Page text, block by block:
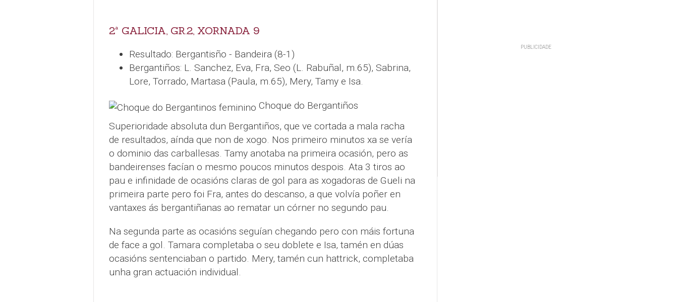
2ª GALICIA, GR.2, XORNADA 9
Resultado: Bergantisño - Bandeira (8-1)
Bergantiños: L. Sanchez, Eva, Fra, Seo (L. Rabuñal, m.65), Sabrina,
Lore, Torrado, Martasa (Paula, m.65), Mery, Tamy e Isa.
Choque do Bergantiños
Superioridade absoluta dun Bergantiños, que ve cortada a mala racha
de resultados, aínda que non de xogo. Nos primeiro minutos xa se vería
o dominio das carballesas. Tamy anotaba na primeira ocasión, pero as
bandeirenses facían o mesmo poucos minutos despois. Ata 3 tiros ao
pau e infinidade de ocasións claras de gol para as xogadoras de Gueli na
primeira parte pero foi Fra, antes do descanso, a que volvía poñer en
vantaxes ás bergantiñanas ao rematar un córner no segundo pau.
Na segunda parte as ocasións seguían chegando pero con máis fortuna
de face a gol. Tamara completaba o seu doblete e Isa, tamén en dúas
ocasións sentenciaban o partido. Mery, tamén cun hattrick, completaba
unha gran actuación individual.